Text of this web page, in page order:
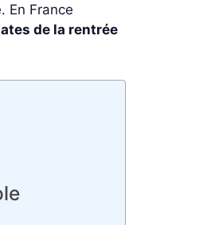
En France
de la rentrée